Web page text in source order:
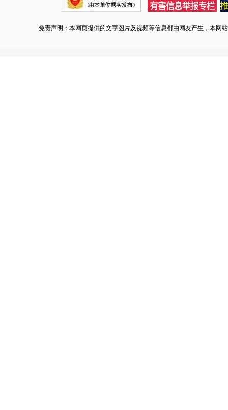
免责声明：本网页提供的文字图片及视频等信息都由网友产生，本网